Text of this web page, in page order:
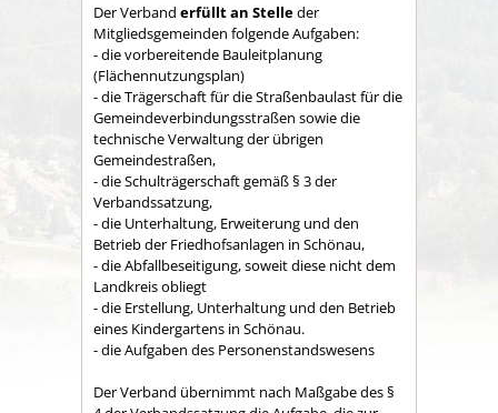
Der Verband erfüllt an Stelleder
Mitgliedsgemeinden folgende Aufgaben:
- die vorbereitende Bauleitplanung
(Flächennutzungsplan)
- die Trägerschaft für die Straßenbaulast für die
Gemeindeverbindungsstraßen sowie die
technische Verwaltung der übrigen
Gemeindestraßen,
- die Schulträgerschaft gemäß § 3 der
Verbandssatzung,
- die Unterhaltung, Erweiterung und den
Betrieb der Friedhofsanlagen in Schönau,
- die Abfallbeseitigung, soweit diese nicht dem
Land­kreis obliegt
- die Erstellung, Unterhaltung und den Betrieb
eines Kindergartens in Schönau.
- die Aufgaben des Personenstandswesens
Der Verband übernimmt nach Maßgabe des §